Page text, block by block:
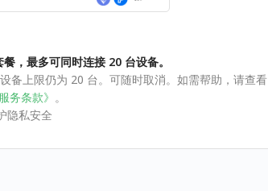
，最多可同时连接 20 台设备。
备上限仍为 20 台。可随时取消。如需帮助，请查看
服务条款》 。
隐私安全